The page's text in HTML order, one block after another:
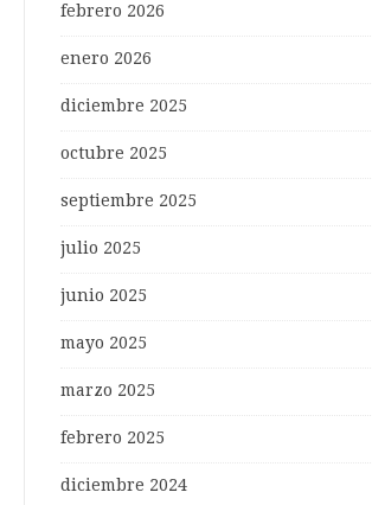
febrero 2026
enero 2026
diciembre 2025
octubre 2025
septiembre 2025
julio 2025
junio 2025
mayo 2025
marzo 2025
febrero 2025
diciembre 2024